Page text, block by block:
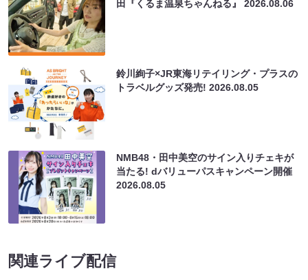
田『くるま温泉ちゃんねる』2026.08.06
鈴川絢子×JR東海リテイリング・プラスの
トラベルグッズ発売!2026.08.05
NMB48・田中美空のサイン入りチェキが
当たる! dバリューパスキャンペーン開催
2026.08.05
関連ライブ配信